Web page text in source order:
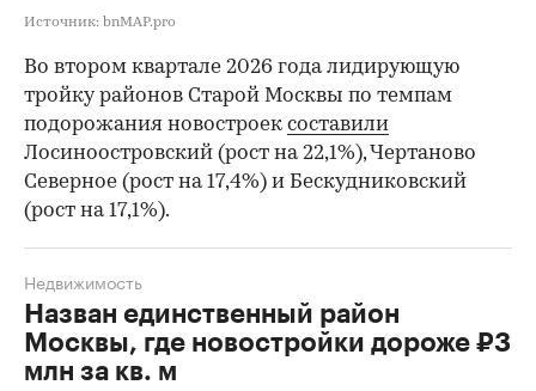
Источник: bnMAP.pro
Во втором квартале 2026 года лидирующую
тройку районов Старой Москвы по темпам
подорожания новостроек составили
Лосиноостровский (рост на 22,1%), Чертаново
Северное (рост на 17,4%) и Бескудниковский
(рост на 17,1%).
Назван единственный район
Москвы, где новостройки дороже ₽3
млн за кв. м
Недвижимость